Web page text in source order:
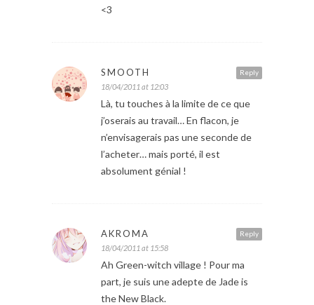
<3
Reply
SMOOTH
18/04/2011 at 12:03
Là, tu touches à la limite de ce que
j’oserais au travail… En flacon, je
n’envisagerais pas une seconde de
l’acheter… mais porté, il est
absolument génial !
Reply
AKROMA
18/04/2011 at 15:58
Ah Green-witch village ! Pour ma
part, je suis une adepte de Jade is
the New Black.